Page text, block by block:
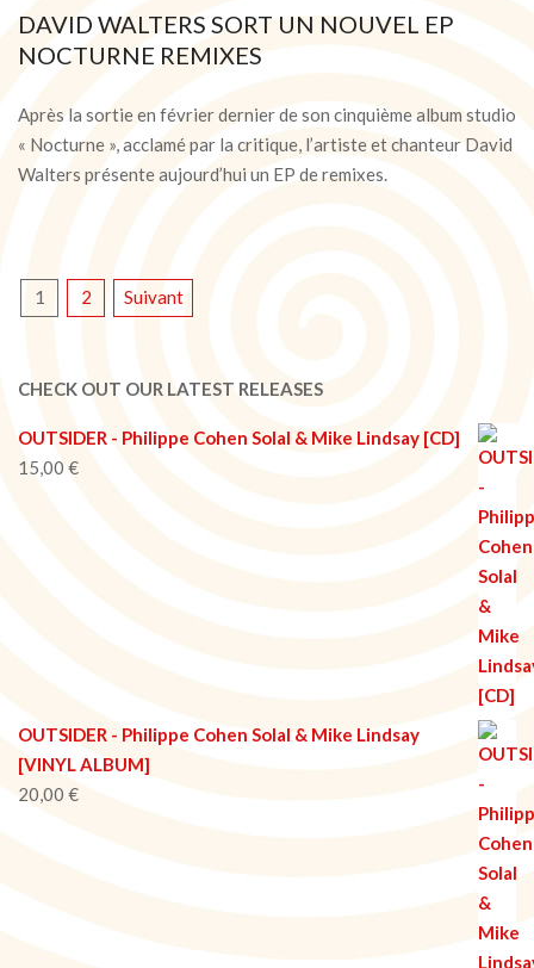
DAVID WALTERS SORT UN NOUVEL EP
NOCTURNE REMIXES
07-
16
Après la sortie en février dernier de son cinquième album studio
« Nocturne », acclamé par la critique, l’artiste et chanteur David
Walters présente aujourd’hui un EP de remixes.
PAGINATION
PUBLICATIONS
1 2 Suivant
CHECK OUT OUR LATEST RELEASES
OUTSIDER - Philippe Cohen Solal & Mike Lindsay [CD]
15,00 €
OUTSIDER - Philippe Cohen Solal & Mike Lindsay
[VINYL ALBUM]
20,00 €